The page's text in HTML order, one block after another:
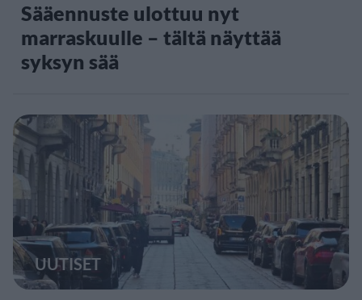
Sääennuste ulottuu nyt
marraskuulle – tältä näyttää
syksyn sää
UUTISET